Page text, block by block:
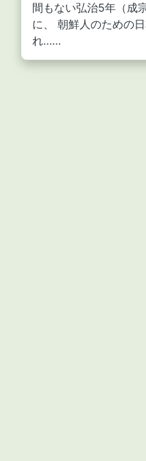
間もない弘治5年（成
に、 朝鮮人のための
れ……